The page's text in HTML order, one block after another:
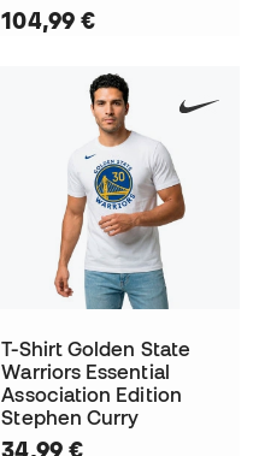
104,99 €
T-Shirt Golden State
Warriors Essential
Association Edition
Stephen Curry
34,99 €